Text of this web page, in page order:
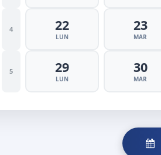
4 22
LUN
23
MAR
5 29
LUN
30
MAR